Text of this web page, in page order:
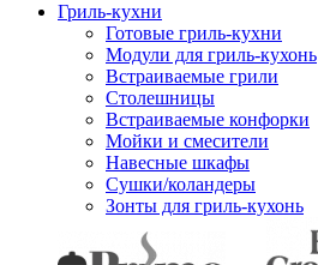
Гриль-кухни
Готовые гриль-кухни
Модули для гриль-кухонь
Встраиваемые грили
Столешницы
Встраиваемые конфорки
Мойки и смесители
Навесные шкафы
Сушки/коландеры
Зонты для гриль-кухонь